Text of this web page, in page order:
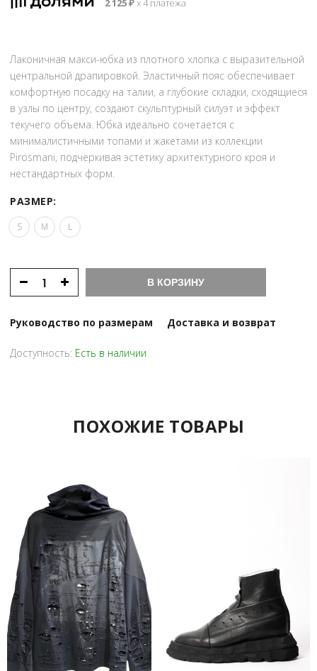
2 125₽х 4 платежа
Лаконичная макси-юбка из плотного хлопка с выразительной
центральной драпировкой. Эластичный пояс обеспечивает
комфортную посадку на талии, а глубокие складки, сходящиеся
в узлы по центру, создают скульптурный силуэт и эффект
текучего объема. Юбка идеально сочетается с
минималистичными топами и жакетами из коллекции
Pirosmani, подчеркивая эстетику архитектурного кроя и
нестандартных форм.
РАЗМЕР:
S M L
В КОРЗИНУ
Руководство по размерам Доставка и возврат
Доступность: Есть в наличии
ПОХОЖИЕ ТОВАРЫ